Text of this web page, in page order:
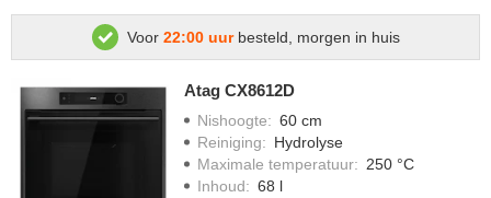
Voor 22:00 uurbesteld, morgen in huis
Atag CX8612D
Nishoogte: 60 cm
Reiniging: Hydrolyse
Maximale temperatuur: 250 °C
Inhoud: 68 l